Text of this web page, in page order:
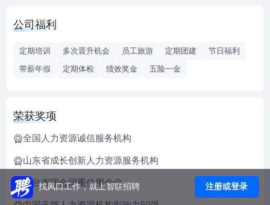
capital of 50 million, headquar is in Yantai, Shandong
Nanjing, Hefei,Wuhu and other places. Now company has
China, helping employees find jobs, promoting building a
harmonious society and realizing the greatest value of human
end recruiting, recruitment outsourcing, personnel
outsourcing, manufacturing outsourcing, service outsourcing,
flexible employment, training and consultation, basically
公司福利
定期培训 多次晋升机会 员工旅游 定期团建
节日福利
带薪年假
定期体检 绩效奖金 五险一金
荣获奖项
全国人力资源诚信服务机构
山东省成长创新人力资源服务机构
烟台市守合同重信用企业
找风口工作，就上智联招聘 注册或登录